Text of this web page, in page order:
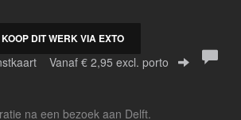
KOOP DIT WERK VIA EXTO
Vanaf € 2,95 excl. porto
na een bezoek aan Delft.